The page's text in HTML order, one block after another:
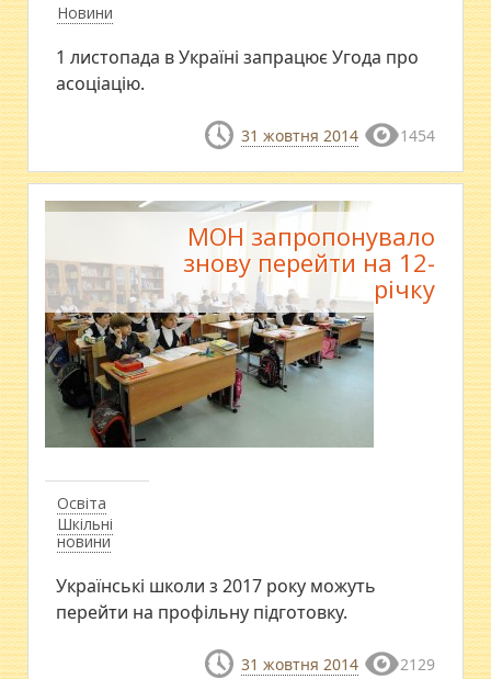
Новини
1 листопада в Україні запрацює Угода про
асоціацію.
31 жовтня 2014 1454
Освіта
Шкільні
новини
МОН запропонувало
знову перейти на 12-
річку
Українські школи з 2017 року можуть
перейти на профільну підготовку.
31 жовтня 2014 2129